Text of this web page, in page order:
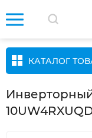
КАТАЛОГ